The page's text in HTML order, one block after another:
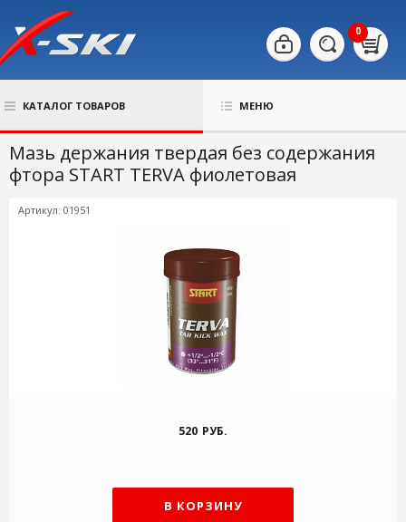
0
КАТАЛОГ ТОВАРОВ МЕНЮ
Мазь держания твердая без содержания
фтора START TERVA фиолетовая
Артикул: 01951
520 РУБ.
В КОРЗИНУ